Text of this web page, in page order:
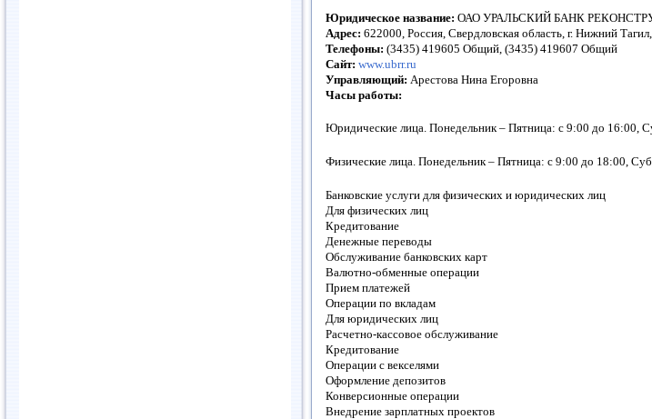
Юридическое название: ОАО УРАЛЬСКИЙ БАНК
Адрес: 622000, Россия, Свердловская область, г. Нижний
Телефоны: (3435) 419605 Общий, (3435) 419607 Общий
Сайт: www.ubrr.ru
Управляющий: Арестова Нина Егоровна
Часы работы:
Юридические лица. Понедельник – Пятница: с 9:00 до 16:00,
Физические лица. Понедельник – Пятница: с 9:00 до 18:00,
Банковские услуги для физических и юридических лиц
Для физических лиц
Кредитование
Денежные переводы
Обслуживание банковских карт
Валютно-обменные операции
Прием платежей
Операции по вкладам
Для юридических лиц
Расчетно-кассовое обслуживание
Кредитование
Операции с векселями
Оформление депозитов
Конверсионные операции
Внедрение зарплатных проектов